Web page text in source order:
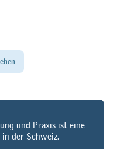
und Praxis ist eine
der Schweiz.